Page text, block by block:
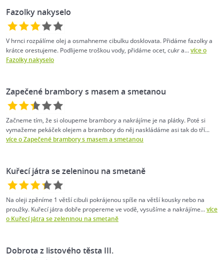
Fazolky nakyselo
V hrnci rozpálíme olej a osmahneme cibulku dosklovata. Přidáme fazolky a
krátce orestujeme. Podlijeme troškou vody, přidáme ocet, cukr a...více o
Fazolky nakyselo
Zapečené brambory s masem a smetanou
Začneme tím, že si oloupeme brambory a nakrájíme je na plátky. Poté si
vymažeme pekáček olejem a brambory do něj naskládáme asi tak do tří...
více o Zapečené brambory s masem a smetanou
Kuřecí játra se zeleninou na smetaně
Na oleji zpěníme 1 větší cibuli pokrájenou spíše na větší kousky nebo na
proužky. Kuřecí játra dobře propereme ve vodě, vysušíme a nakrájíme...více
o Kuřecí játra se zeleninou na smetaně
Dobrota z listového těsta III.